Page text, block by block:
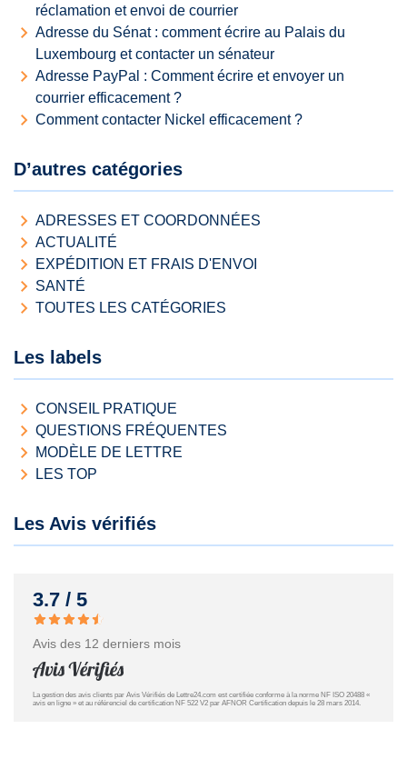
réclamation et envoi de courrier
Adresse du Sénat : comment écrire au Palais du
Luxembourg et contacter un sénateur
Adresse PayPal : Comment écrire et envoyer un
courrier efficacement ?
Comment contacter Nickel efficacement ?
D’autres catégories
ADRESSES ET COORDONNÉES
ACTUALITÉ
EXPÉDITION ET FRAIS D'ENVOI
SANTÉ
TOUTES LES CATÉGORIES
Les labels
CONSEIL PRATIQUE
QUESTIONS FRÉQUENTES
MODÈLE DE LETTRE
LES TOP
Les Avis vérifiés
3.7 / 5
Avis des 12 derniers mois
La gestion des avis clients par Avis Vérifiés de Lettre24.com est certifiée conforme à la norme NF ISO 20488 «
avis en ligne » et au référenciel de certification NF 522 V2 par AFNOR Certification depuis le 28 mars 2014.